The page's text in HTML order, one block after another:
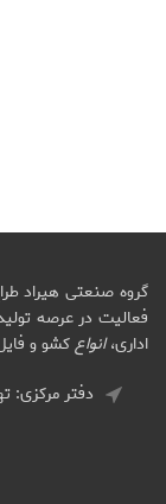
فعالیت در عرصه
اداری،انواعکشو و
دفتر مرکزی: